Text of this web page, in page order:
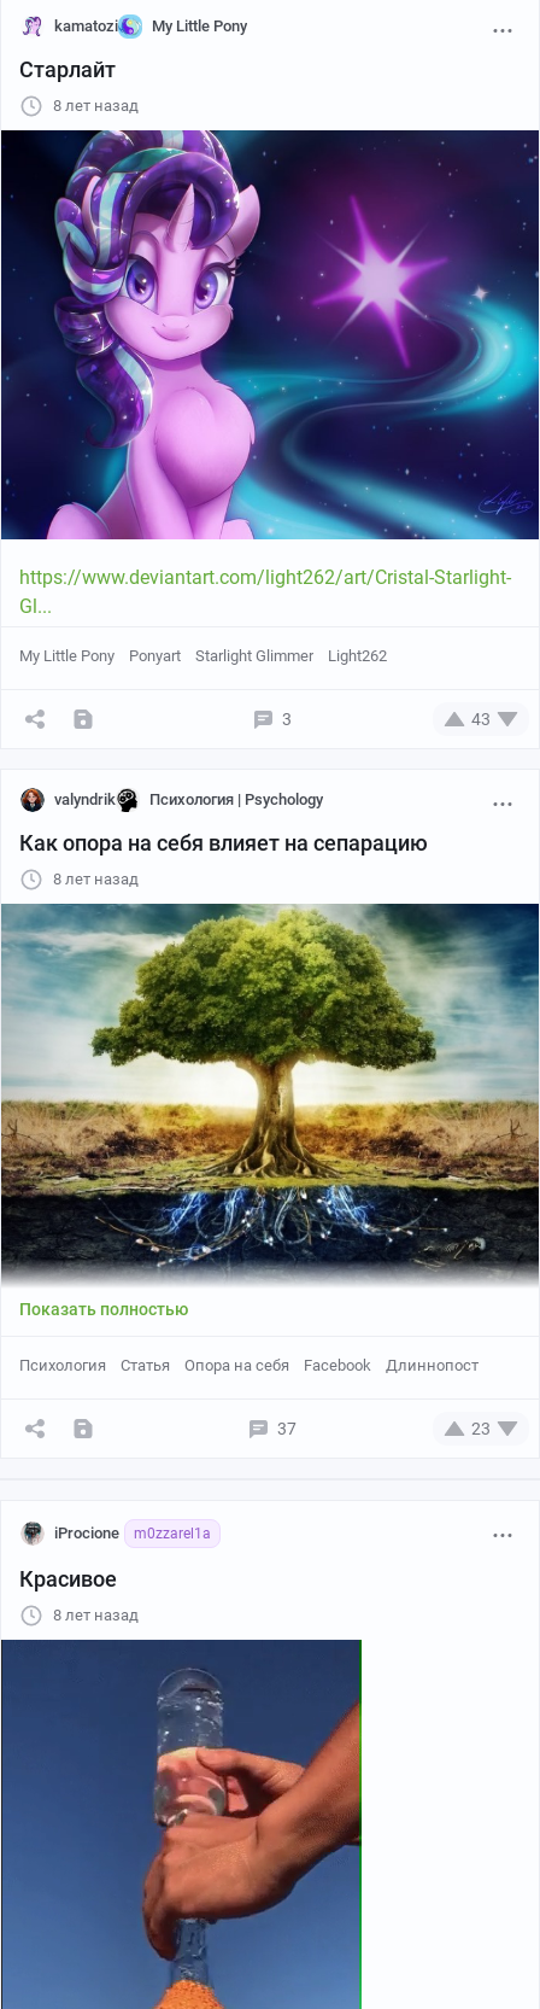
kamatozi My Little Pony
Старлайт
8 лет назад
https://www.deviantart.com/light262/art/Cristal-Starlight-
Gl...
My Little Pony Ponyart Starlight Glimmer Light262
3 43
valyndrik Психология | Psychology
Как опора на себя влияет на сепарацию
8 лет назад
Показать полностью
Психология Статья Опора на себя Facebook Длиннопост
37 23
iProcione m0zzarel1a
Красивое
8 лет назад